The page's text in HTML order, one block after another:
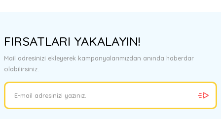
FIRSATLARI YAKALAYIN!
Mail adresinizi ekleyerek kampanyalarımızdan anında haberdar
olabilirsiniz.